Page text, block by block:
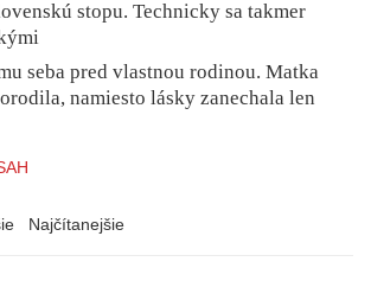
stopu. Technicky sa takmer
seba pred vlastnou rodinou. Matka
namiesto lásky zanechala len
Najčítanejšie